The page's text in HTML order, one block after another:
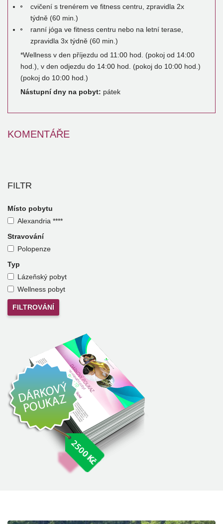
cvičení s trenérem ve fitness centru, zpravidla 2x
týdně (60 min.)
ranní jóga ve fitness centru nebo na letní terase,
zpravidla 3x týdně (60 min.)
*Wellness v den příjezdu od 11:00 hod. (pokoj od 14:00
hod.), v den odjezdu do 14:00 hod. (pokoj do 10:00 hod.)
(pokoj do 10:00 hod.)
Nástupní dny na pobyt: pátek
KOMENTÁŘE
FILTR
Místo pobytu
Alexandria ****
Stravování
Polopenze
Typ
Lázeňský pobyt
Wellness pobyt